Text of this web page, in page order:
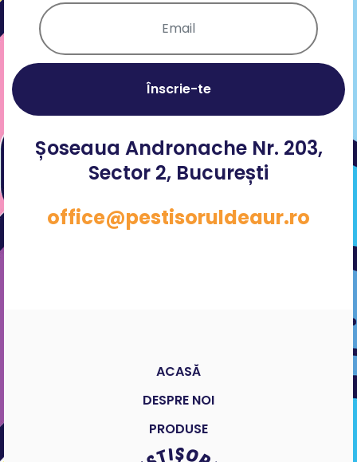
Înscrie-te
Șoseaua Andronache Nr. 203,
Sector 2, București
office@pestisoruldeaur.ro
ACASĂ
DESPRE NOI
PRODUSE